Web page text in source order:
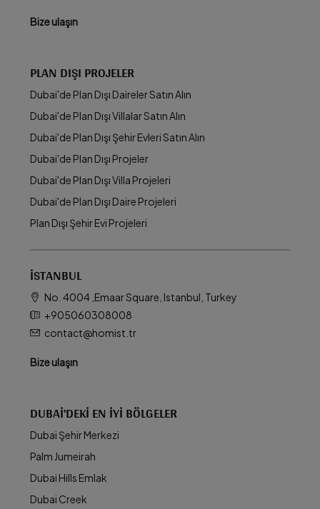
Bize ulaşın
PLAN DIŞI PROJELER
Dubai'de Plan Dışı Daireler Satın Alın
Dubai'de Plan Dışı Villalar Satın Alın
Dubai'de Plan Dışı Şehir Evleri Satın Alın
Dubai'de Plan Dışı Projeler
Dubai'de Plan Dışı Villa Projeleri
Dubai'de Plan Dışı Daire Projeleri
Plan Dışı Şehir Evi Projeleri
İSTANBUL
No. 4004 ,Emaar Square, Istanbul, Turkey
+905060308008
contact@homist.tr
Bize ulaşın
DUBAI'DEKI EN İYI BÖLGELER
Dubai Şehir Merkezi
Palm Jumeirah
Dubai Hills Emlak
Dubai Creek